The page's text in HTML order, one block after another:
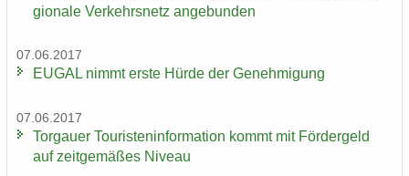
gio­na­le Ver­kehrs­netz an­ge­bun­den
07.06.2017
EUGAL nimmt erste Hürde der Ge­neh­mi­gung
07.06.2017
Tor­gau­er Tou­ris­ten­in­for­ma­ti­on kommt mit För­der­geld
auf zeit­ge­mä­ßes Ni­veau